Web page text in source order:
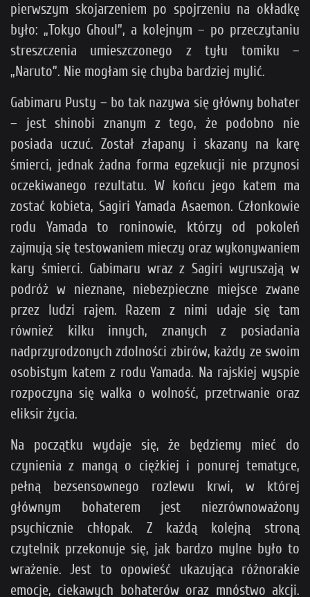
pierwszym skojarzeniem po spojrzeniu na okładkę
było: „Tokyo Ghoul”, a kolejnym – po przeczytaniu
streszczenia umieszczonego z tyłu tomiku –
„Naruto”. Nie mogłam się chyba bardziej mylić.
Gabimaru Pusty – bo tak nazywa się główny bohater
– jest shinobi znanym z tego, że podobno nie
posiada uczuć. Został złapany i skazany na karę
śmierci, jednak żadna forma egzekucji nie przynosi
oczekiwanego rezultatu. W końcu jego katem ma
zostać kobieta, Sagiri Yamada Asaemon. Członkowie
rodu Yamada to roninowie, którzy od pokoleń
zajmują się testowaniem mieczy oraz wykonywaniem
kary śmierci. Gabimaru wraz z Sagiri wyruszają w
podróż w nieznane, niebezpieczne miejsce zwane
przez ludzi rajem. Razem z nimi udaje się tam
również kilku innych, znanych z posiadania
nadprzyrodzonych zdolności zbirów, każdy ze swoim
osobistym katem z rodu Yamada. Na rajskiej wyspie
rozpoczyna się walka o wolność, przetrwanie oraz
eliksir życia.
Na początku wydaje się, że będziemy mieć do
czynienia z mangą o ciężkiej i ponurej tematyce,
pełną bezsensownego rozlewu krwi, w której
głównym bohaterem jest niezrównoważony
psychicznie chłopak. Z każdą kolejną stroną
czytelnik przekonuje się, jak bardzo mylne było to
wrażenie. Jest to opowieść ukazująca różnorakie
emocje, ciekawych bohaterów oraz mnóstwo akcji.